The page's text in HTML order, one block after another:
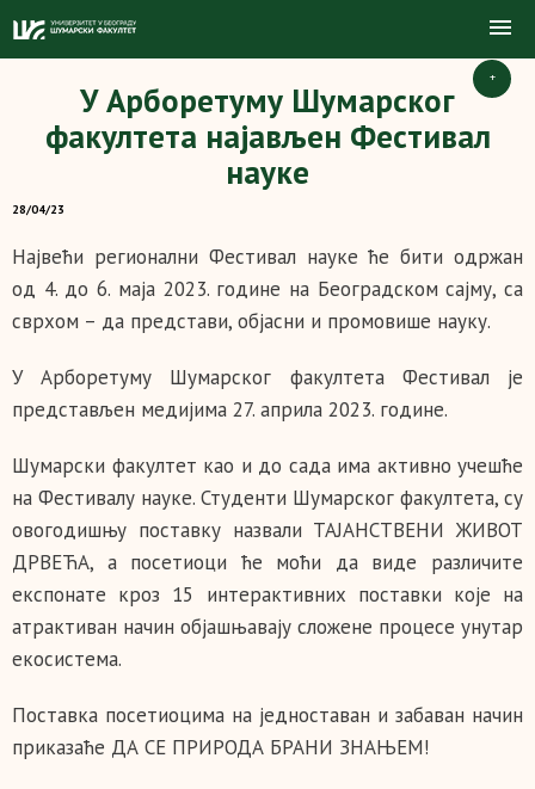
+
У Арборетуму Шумарског
факултета најављен Фестивал
науке
28/04/23
Највећи регионални Фестивал науке ће бити одржан
од 4. до 6. маја 2023. године на Београдском сајму, са
сврхом – да представи, објасни и промовише науку.
У Арборетуму Шумарског факултета Фестивал је
представљен медијима 27. априла 2023. године.
Шумарски факултет као и до сада има активно учешће
на Фестивалу науке. Студенти Шумарског факултета, су
овогодишњу поставку назвали ТАЈАНСТВЕНИ ЖИВОТ
ДРВЕЋА, а посетиоци ће моћи да виде различите
експонате кроз 15 интерактивних поставки које на
атрактиван начин објашњавају сложене процесе унутар
екосистема.
Поставка посетиоцима на једноставан и забаван начин
приказаће ДА СЕ ПРИРОДА БРАНИ ЗНАЊЕМ!